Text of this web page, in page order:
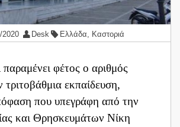
2020 Desk Ελλάδα, Καστοριά
παραμένει φέτος ο αριθμός
τριτοβάθμια εκπαίδευση,
που υπεγράφη από την
και Θρησκευμάτων Νίκη